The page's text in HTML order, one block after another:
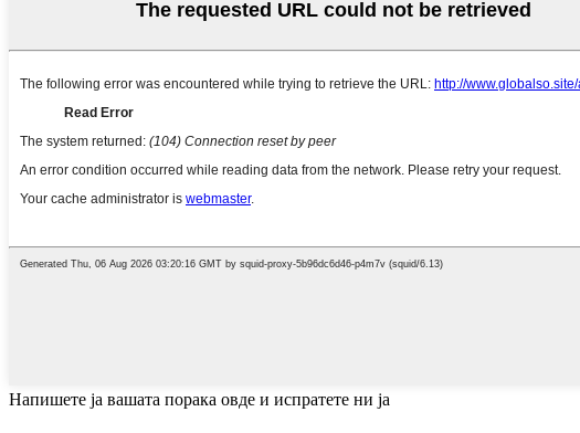
Напишете ја вашата порака овде и испратете ни ја